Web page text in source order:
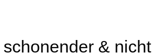
& nicht